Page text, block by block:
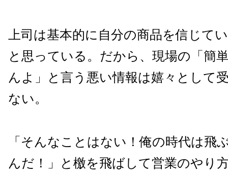
上司は基本的に自分の商品を信じて
と思っている。だから、現場の「簡
んよ」と言う悪い情報は嬉々として
ない。
「そんなことはない！俺の時代は飛
んだ！」と檄を飛ばして営業のやり